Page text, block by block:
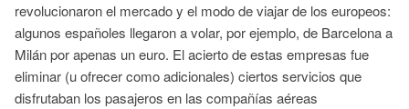
revolucionaron el mercado y el modo de viajar de los europeos:
algunos españoles llegaron a volar, por ejemplo, de Barcelona a
Milán por apenas un euro. El acierto de estas empresas fue
eliminar (u ofrecer como adicionales) ciertos servicios que
disfrutaban los pasajeros en las compañías aéreas